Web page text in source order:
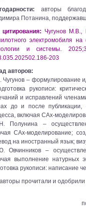
авторы
Потанина,
Чугунов
электромобиля
и системы.
203
авторов:
Чугунов – формулирование
рукописи:
и исправлений
до и после публикации,
включая CAx-
Полунина –
CAx-моделирование;
на иностранный язык;
Овчинников –
выполнение натурных
рукописи: написание
прочитали и